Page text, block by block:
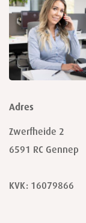
Adres
Zwerfheide 2
6591 RC Gennep
KVK: 16079866